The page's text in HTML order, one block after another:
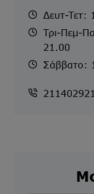
Δευτ-Τετ:
Τρι-Πεμ-
21.00
Σάββατο: